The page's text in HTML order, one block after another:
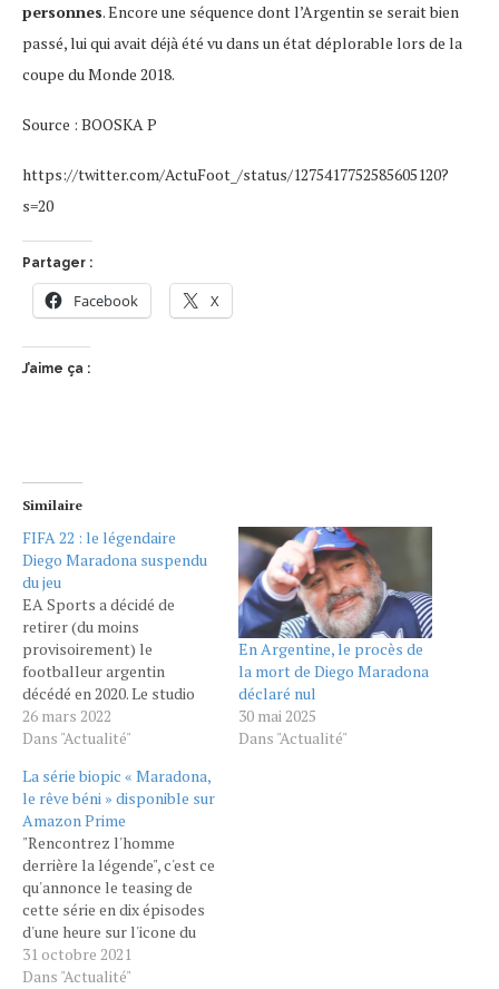
personnes. Encore une séquence dont l’Argentin se serait bien
passé, lui qui avait déjà été vu dans un état déplorable lors de la
coupe du Monde 2018.
Source : BOOSKA P
https://twitter.com/ActuFoot_/status/1275417752585605120?
s=20
Partager :
Facebook X
J’aime ça :
Similaire
FIFA 22 : le légendaire
Diego Maradona suspendu
du jeu
EA Sports a décidé de
retirer (du moins
provisoirement) le
footballeur argentin
décédé en 2020. Le studio
invoque un litige
concernant ses droits
Sports perd Maradona. Le
studio de jeux vidéo a été
contraint de retirer
le footballeur
argentin de FIFA 22. Celui-ci
faisait partie, au même
titre…
26 mars 2022
Dans "Actualité"
En Argentine, le procès de
la mort de Diego Maradona
déclaré nul
30 mai 2025
Dans "Actualité"
La série biopic « Maradona,
le rêve béni » disponible sur
Amazon Prime
"Rencontrez l'homme
derrière la légende", c'est ce
qu'annonce le teasing de
cette série en dix épisodes
d'une heure sur l'icone du
football argentin, décédée
le 25 novembre 2020.
31 octobre 2021
Dans "Actualité"